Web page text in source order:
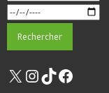
X Instagram
TikTok